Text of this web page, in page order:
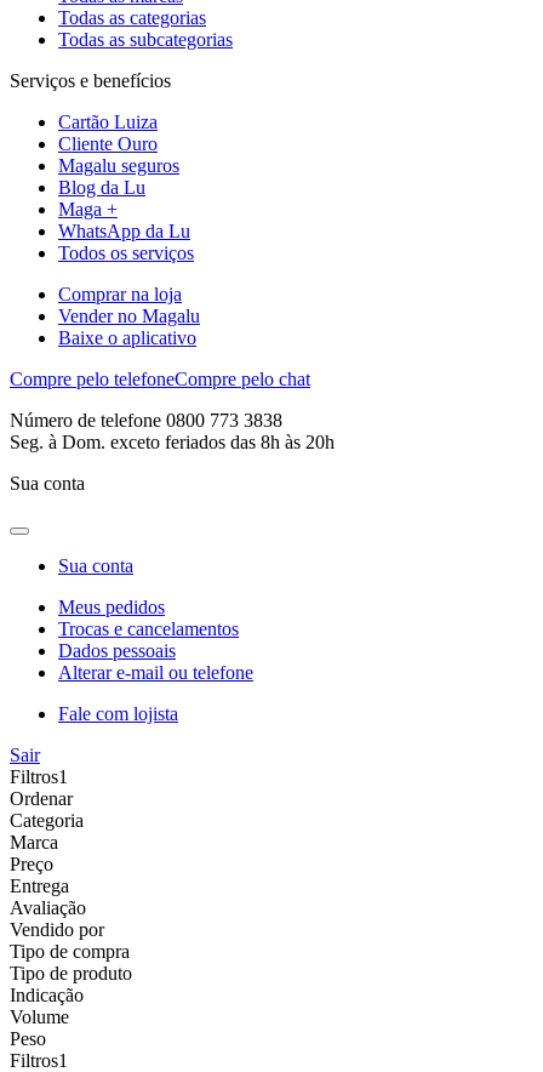
Todas as categorias
Todas as subcategorias
Serviços e benefícios
Cartão Luiza
Cliente Ouro
Magalu seguros
Blog da Lu
Maga +
WhatsApp da Lu
Todos os serviços
Comprar na loja
Vender no Magalu
Baixe o aplicativo
Compre pelo telefoneCompre pelo chat
Número de telefone 0800 773 3838
Seg. à Dom. exceto feriados das 8h às 20h
Sua conta
Sua conta
Meus pedidos
Trocas e cancelamentos
Dados pessoais
Alterar e-mail ou telefone
Fale com lojista
Sair
Filtros1
Ordenar
Categoria
Marca
Preço
Entrega
Avaliação
Vendido por
Tipo de compra
Tipo de produto
Indicação
Volume
Peso
Filtros1